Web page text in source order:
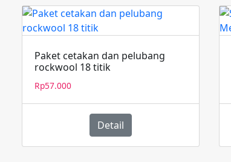
titik
Paket cetakan dan pelubang
rockwool 18 titik
Rp57.000
Detail